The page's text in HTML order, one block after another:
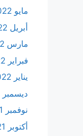
مايو 2022
أبريل 2022
مارس 2022
فبراير 2022
يناير 2022
ديسمبر 2021
نوفمبر 2021
أكتوبر 2021